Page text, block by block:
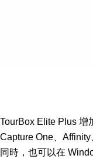
TourBox Elite Plus 增
Capture One、
同時，也可以在